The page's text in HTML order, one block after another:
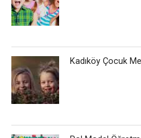
Kadıköy Çocuk